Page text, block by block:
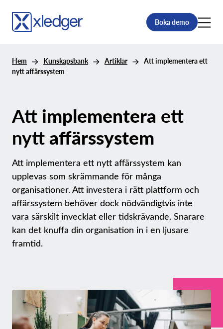
Boka demo
Hem Kunskapsbank Artiklar
Att implementera ett
nytt affärssystem
Attimplementera ett
nyttaffärssystem
Att implementera ett nytt affärssystem kan
upplevas som skrämmande för många
organisationer. Att investera i rätt plattform och
affärssystem behöver dock nödvändigtvis inte
vara särskilt invecklat eller tidskrävande. Snarare
kan det knuffa din organisation in i en ljusare
framtid.